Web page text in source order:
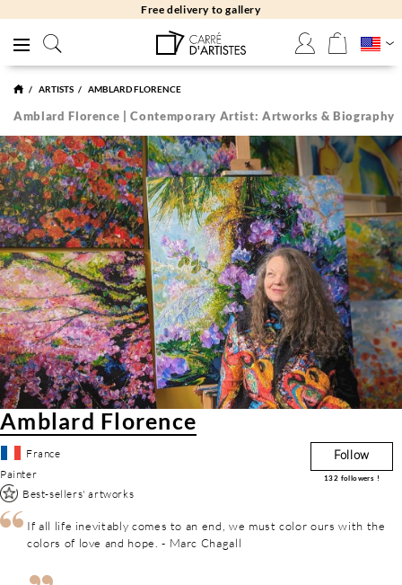
Free returns 30 days
ARTISTS AMBLARD FLORENCE
Amblard Florence | Contemporary Artist: Artworks & Biography
Amblard Florence
France
Painter
Best-sellers' artworks
Follow
132 followers !
If all life inevitably comes to an end, we must color ours with the
colors of love and hope. - Marc Chagall